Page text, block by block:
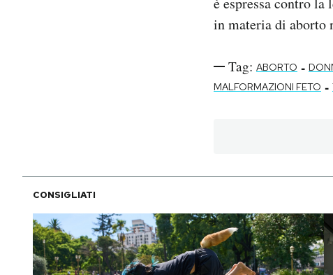
in materia di aborto
Tag: ABORTO -
MALFORMAZIONI FETO -
CONSIGLIATI